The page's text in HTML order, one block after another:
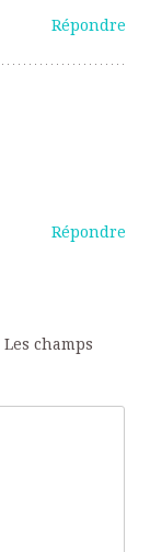
Répondre
Répondre
Les champs